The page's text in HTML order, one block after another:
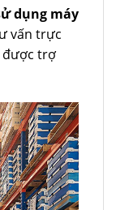
dụng máy
vấn trực
được trợ